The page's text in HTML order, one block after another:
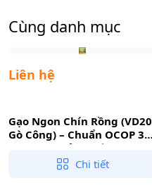
Cùng danh mục
Liên hệ
Gạo Ngon Chín Rồng (VD20
Gò Công) – Chuẩn OCOP 3
Sao, Cơm Dẻo Quánh, Ngọt
Đậm Thơm LàiChi tiết